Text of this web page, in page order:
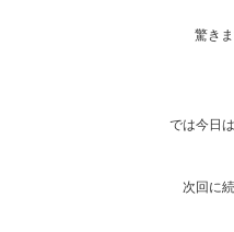
驚き
では今日
次回に